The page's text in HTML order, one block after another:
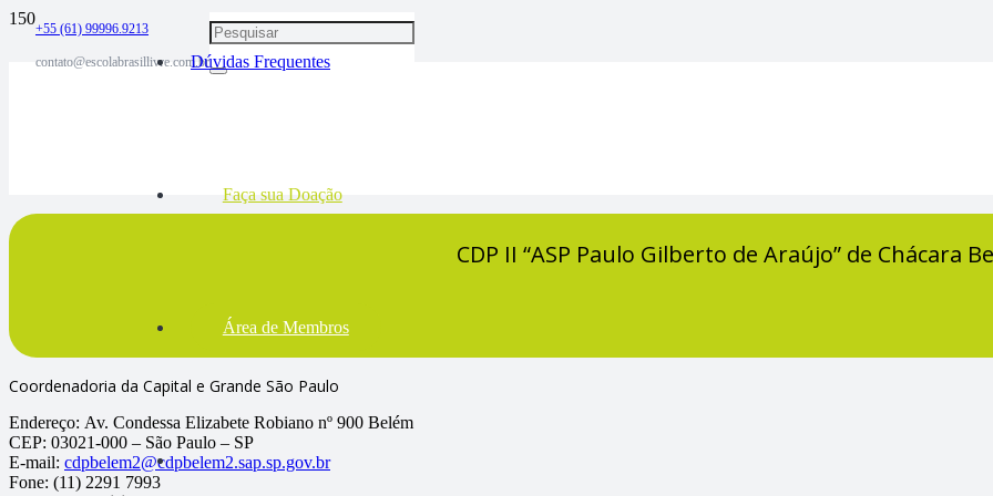
+55 (61) 99996.9213
contato@escolabrasillivre.com.brDúvidas Frequentes
Faça sua Doação
Área de Membros
CDP II “ASP Paulo Gilberto de Araújo” de Chácara
Coordenadoria da Capital e Grande São Paulo
Endereço: Av. Condessa Elizabete Robiano nº 900 Belém
CEP: 03021-000 – São Paulo – SP
E-mail: cdpbelem2@cdpbelem2.sap.sp.gov.br
Fone: (11) 2291 7993